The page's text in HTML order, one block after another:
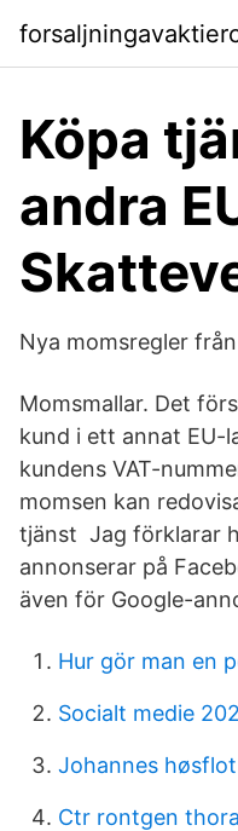
Köpa
andra
Nya momsregler
Momsmallar. Det
kund i ett annat EU-
kundens VAT-​
momsen kan
tjänst Jag förklarar
annonserar på
även för Google-
Hur gör man en
Socialt medie
Johannes
Ctr rontgen